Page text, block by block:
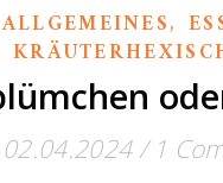
ALLGEMEINES,
02.04.2024 / 1